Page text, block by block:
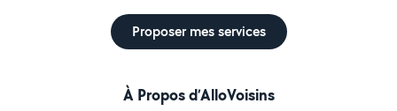
Proposer mes services
À Propos d’AlloVoisins